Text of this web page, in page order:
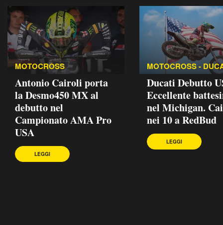
MOTOCROSS
Antonio Cairoli porta
la Desmo450 MX al
debutto nel
Campionato AMA Pro
USA
LEGGI
MOTOCROSS -
Ducati Debutto
Eccellente
nel Michigan.
nei 10 a RedBud
LEGGI